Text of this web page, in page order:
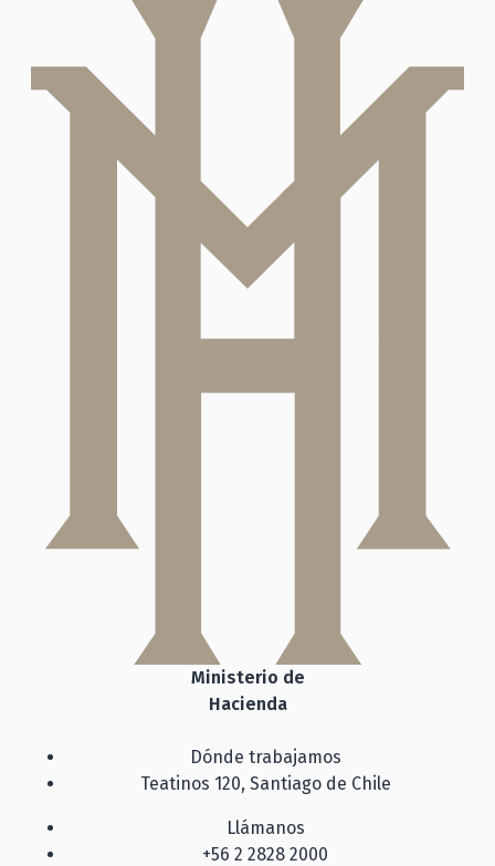
Ministerio de
Hacienda
Dónde trabajamos
Teatinos 120, Santiago de Chile
Llámanos
+56 2 2828 2000